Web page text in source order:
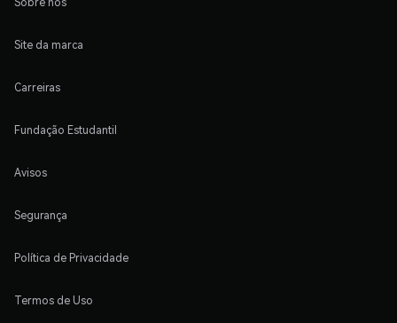
Site da marca
Carreiras
Fundação Estudantil
Avisos
Segurança
Política de Privacidade
Termos de Uso